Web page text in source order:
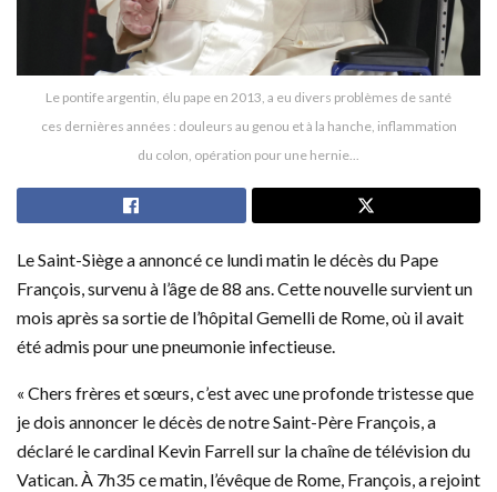
Le pontife argentin, élu pape en 2013, a eu divers problèmes de santé
ces dernières années : douleurs au genou et à la hanche, inflammation
du colon, opération pour une hernie...
Le Saint-Siège a annoncé ce lundi matin le décès du Pape
François, survenu à l’âge de 88 ans. Cette nouvelle survient un
mois après sa sortie de l’hôpital Gemelli de Rome, où il avait
été admis pour une pneumonie infectieuse.
« Chers frères et sœurs, c’est avec une profonde tristesse que
je dois annoncer le décès de notre Saint-Père François, a
déclaré le cardinal Kevin Farrell sur la chaîne de télévision du
Vatican. À 7h35 ce matin, l’évêque de Rome, François, a rejoint